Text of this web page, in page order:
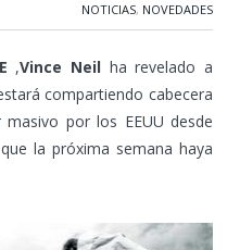
NOTICIAS, NOVEDADES
,Vince Neil ha revelado a
compartiendo cabecera
por los EEUU desde
la próxima semana haya